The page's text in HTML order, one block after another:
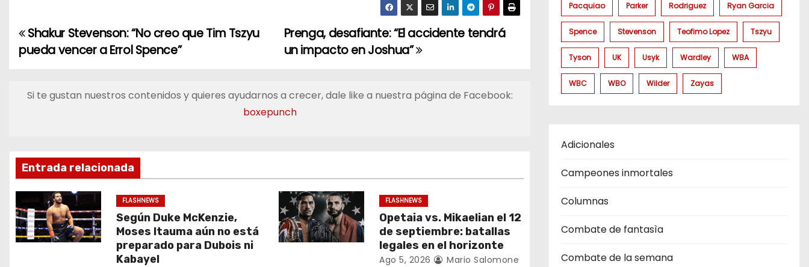
N
a
v
a
c
i
ó
Prenga, desafiante: “El accidente tendrá
un impacto en Joshua”
Shakur Stevenson: “No creo que Tim Tszyu
pueda vencer a Errol Spence”
Si te gustan nuestros contenidos y quieres ayudarnos a crecer, dale like a nuestra página de Facebook:
boxepunch
Entrada relacionada
FLASHNEWS
Según Duke McKenzie,
Moses Itauma aún no está
preparado para Dubois ni
Kabayel
FLASHNEWS
Opetaia vs. Mikaelian el 12
de septiembre: batallas
legales en el horizonte
Ago 5, 2026 Mario Salomone
Pacquiao Parker Rodriguez Ryan Garcia
Spence Stevenson Teofimo Lopez Tszyu
Tyson UK Usyk Wardley WBA
WBC WBO Wilder Zayas
Adicionales
Campeones inmortales
Columnas
Combate de fantasìa
Combate de la semana